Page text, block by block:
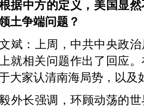
据中方的定义，美国显
土争端问题？
斌：
上周，中共中央政
就相关问题作出了回应
大家认清南海局势，以
外长强调，环顾动荡的